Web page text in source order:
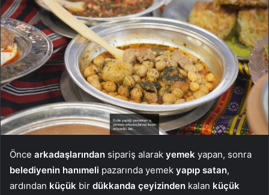
Önce arkadaşlarından sipariş alarak yemek yapan, sonra
belediyenin hanımeli pazarında yemek yapıp satan,
ardından küçük bir dükkanda çeyizinden kalan küçük